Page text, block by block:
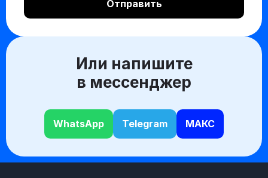
Или напишите
в мессенджер
WhatsApp Telegram МАКС